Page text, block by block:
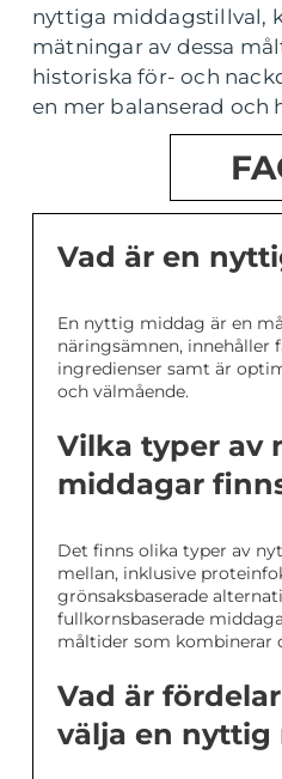
nyttiga middagstillval,
mätningar av dessa
historiska för- och
en mer balanserad och
Vad är en
En nyttig middag är en
näringsämnen, innehåller
ingredienser samt är
och välmående.
Vilka typer av
middagar
Det finns olika typer av
mellan, inklusive
grönsaksbaserade
fullkornsbaserade
måltider som kombinerar
Vad är
välja en nyttig